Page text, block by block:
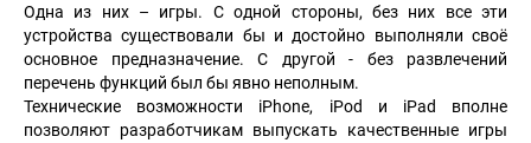
Одна из них – игры. С одной стороны, без них все эти
устройства существовали бы и достойно выполняли своё
основное предназначение. С другой - без развлечений
перечень функций был бы явно неполным.
Технические возможности iPhone, iPod и iPad вполне
позволяют разработчикам выпускать качественные игры